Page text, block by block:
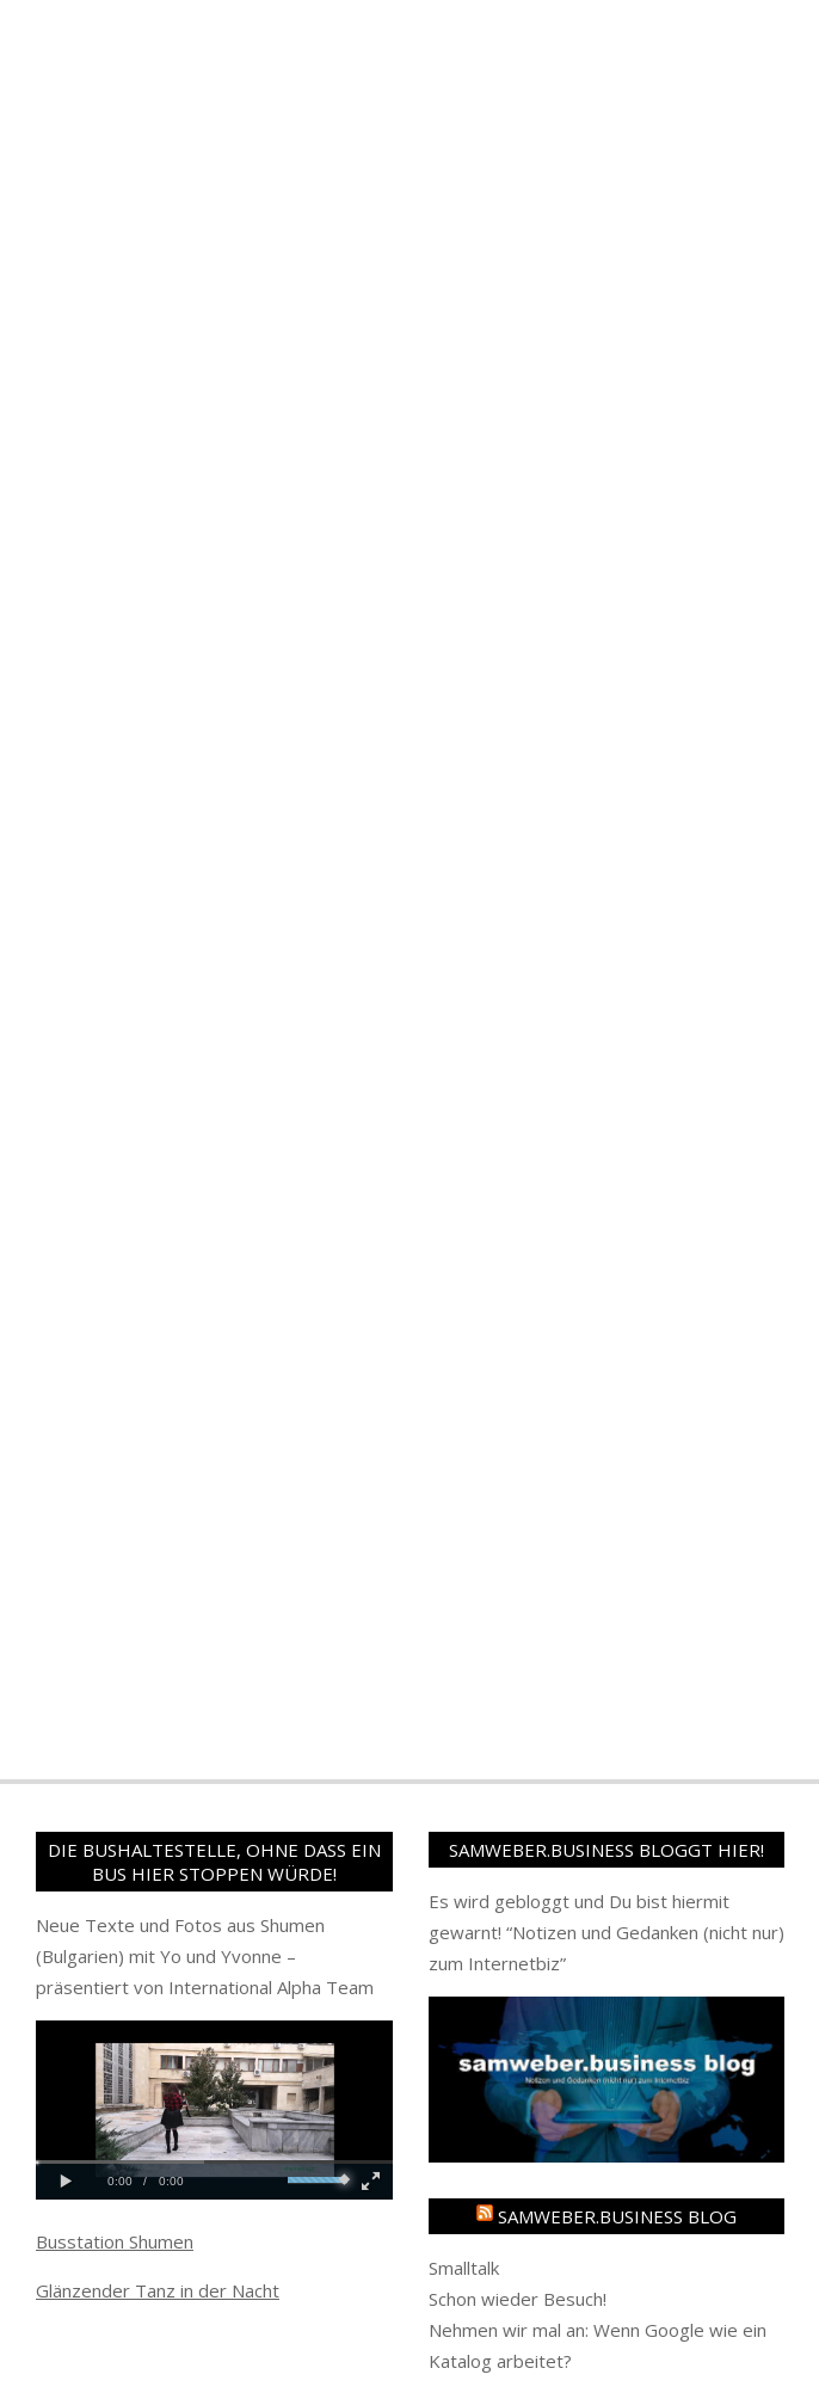
DIE BUSHALTESTELLE, OHNE DASS EIN
BUS HIER STOPPEN WÜRDE!
Neue Texte und Fotos aus Shumen
(Bulgarien) mit Yo und Yvonne –
präsentiert von International Alpha Team
Busstation Shumen
Glänzender Tanz in der Nacht
SAMWEBER.BUSINESS BLOGGT HIER!
Es wird gebloggt und Du bist hiermit
gewarnt! “Notizen und Gedanken (nicht nur)
zum Internetbiz”
SAMWEBER.BUSINESS BLOG
Smalltalk
Schon wieder Besuch!
Nehmen wir mal an: Wenn Google wie ein
Katalog arbeitet?